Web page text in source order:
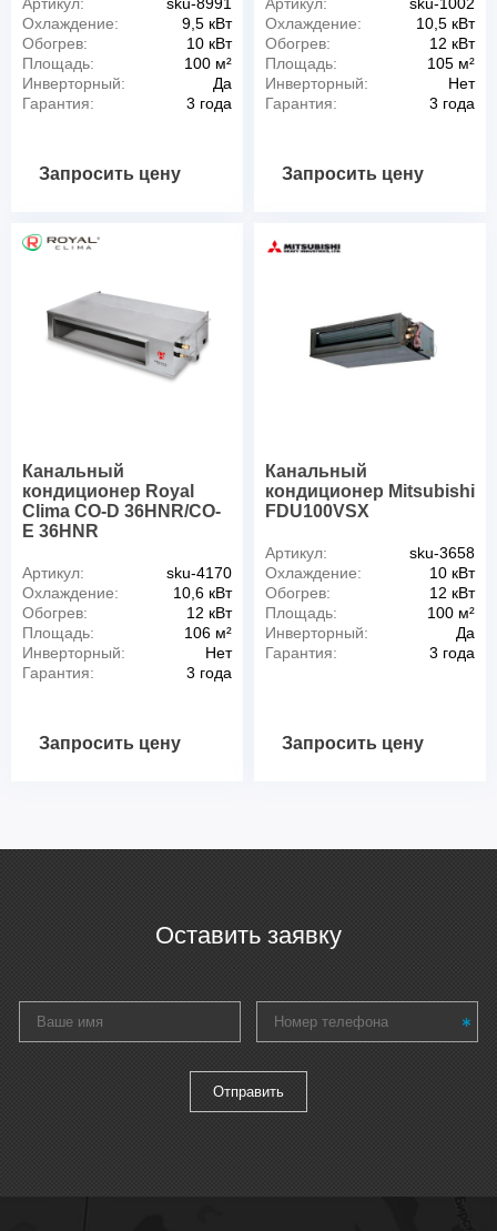
Охлаждение:
9,5 кВт
Обогрев:
10 кВт
Площадь:
100 м²
Инверторный:
Да
Гарантия:
3 года
Запросить цену
Охлаждение:
10,5 кВт
Обогрев:
12 кВт
Площадь:
105 м²
Инверторный:
Нет
Гарантия:
3 года
Запросить цену
Канальный
кондиционер Royal
Clima CO-D 36HNR/CO-
E 36HNR
Артикул:
sku-4170
Охлаждение:
10,6 кВт
Обогрев:
12 кВт
Площадь:
106 м²
Инверторный:
Нет
Гарантия:
3 года
Запросить цену
Канальный
кондиционер Mitsubishi
FDU100VSX
Артикул:
sku-3658
Охлаждение:
10 кВт
Обогрев:
12 кВт
Площадь:
100 м²
Инверторный:
Да
Гарантия:
3 года
Запросить цену
Оставить заявку